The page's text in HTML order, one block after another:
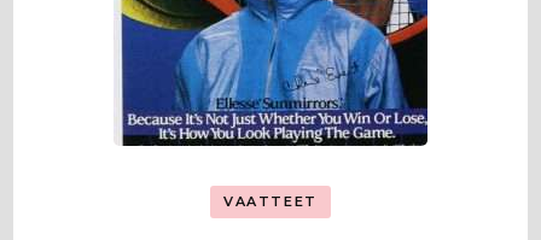
VAATTEET